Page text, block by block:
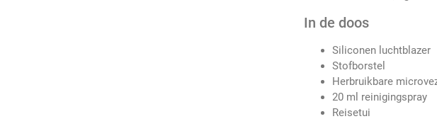
In de doos
Siliconen luchtblazer
Stofborstel
Herbruikbare
20 ml reinigingspray
Reisetui